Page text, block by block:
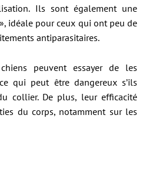
Ils sont également une
idéale pour ceux qui ont peu de
antiparasitaires.
peuvent essayer de les
qui peut être dangereux s’ils
collier. De plus, leur efficacité
du corps, notamment sur les